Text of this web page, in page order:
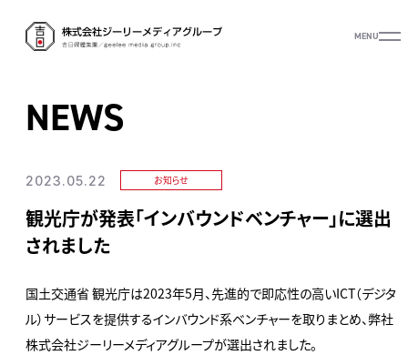
MENU
NEWS
2023.05.22 お知らせ
観光庁が発表「インバウンドベンチャー」に選出
されました
国土交通省 観光庁は2023年5月、先進的で即応性の高いICT（デジタ
ル）サービスを提供するインバウンド系ベンチャーを取りまとめ、弊社
株式会社ジーリーメディアグループが選出されました。